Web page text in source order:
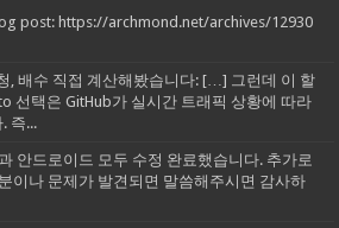
post: https://archmond.net/archives/12930
, 배수 직접 계산해봤습니다: […] 그런데 이 할
선택은 GitHub가 실시간 트래픽 상황에 따라
즉...
안드로이드 모두 수정 완료했습니다. 추가로
이나 문제가 발견되면 말씀해주시면 감사하